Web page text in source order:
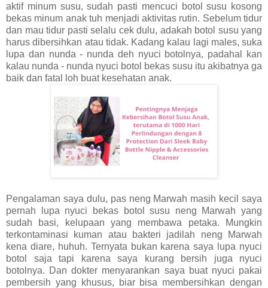
aktif minum susu, sudah pasti mencuci botol susu kosong
bekas minum anak tuh menjadi aktivitas rutin. Sebelum tidur
dan mau tidur pasti selalu cek dulu, adakah botol susu yang
harus dibersihkan atau tidak. Kadang kalau lagi males, suka
lupa dan nunda - nunda deh nyuci botolnya, padahal kan
kalau nunda - nunda nyuci botol bekas susu itu akibatnya ga
baik dan fatal loh buat kesehatan anak.
Pengalaman saya dulu, pas neng Marwah masih kecil saya
pernah lupa nyuci bekas botol susu neng Marwah yang
sudah basi, kelupaan yang membawa petaka. Mungkin
terkontaminasi kuman atau bakteri jadilah neng Marwah
kena diare, huhuh. Ternyata bukan karena saya lupa nyuci
botol saja tapi karena saya kurang bersih juga nyuci
botolnya. Dan dokter menyarankan saya buat nyuci pakai
pembersih yang khusus, biar bisa membersihkan dengan